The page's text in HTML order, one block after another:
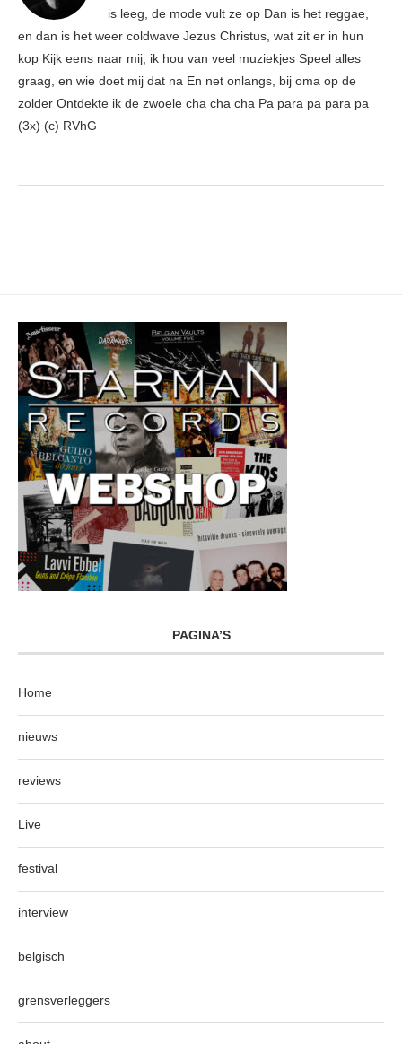
is leeg, de mode vult ze op Dan is het reggae,
en dan is het weer coldwave Jezus Christus, wat zit er in hun
kop Kijk eens naar mij, ik hou van veel muziekjes Speel alles
graag, en wie doet mij dat na En net onlangs, bij oma op de
zolder Ontdekte ik de zwoele cha cha cha Pa para pa para pa
(3x) (c) RVhG
PAGINA’S
Home
nieuws
reviews
Live
festival
interview
belgisch
grensverleggers